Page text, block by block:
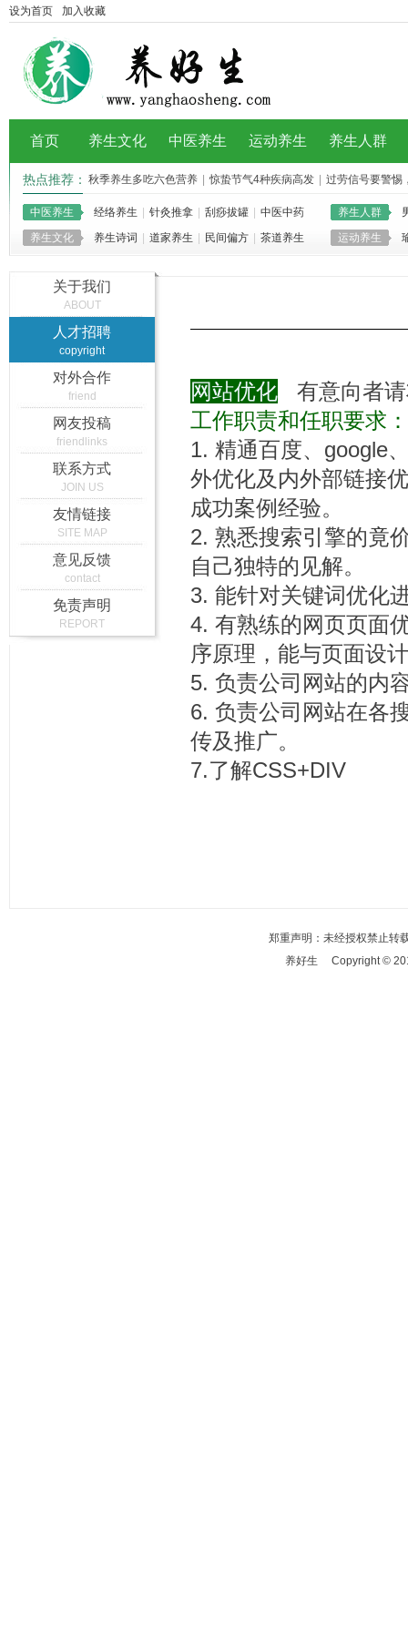
设为首页 加入收藏
首页 养生文化 中医养生 运动养生 养生人群
热点推荐： 秋季养生多吃六色营养 惊蛰节气4种疾病高发
过劳信号要警惕
秋季减肥吃什么 推荐
中医养生
经络养生 针灸推拿 刮痧拔罐 中医中药 养生人群
养生文化
养生诗词 道家养生 民间偏方 茶道养生 运动养生
网站优化 有意向者
工作职责和任职要求：
1. 精通百度、google
外优化及内外部链接
成功案例经验。
2. 熟悉搜索引擎的竟
自己独特的见解。
3. 能针对关键词优化
4. 有熟练的网页页面
序原理，能与页面设
5. 负责公司网站的内
6. 负责公司网站在各
传及推广。
7.了解CSS+DIV
关于我们
ABOUT
人才招聘
copyright
对外合作
friend
网友投稿
friendlinks
联系方式
JOIN US
友情链接
SITE MAP
意见反馈
contact
免责声明
REPORT
郑重声明：未经授权禁止转
养好生 Copyright ©